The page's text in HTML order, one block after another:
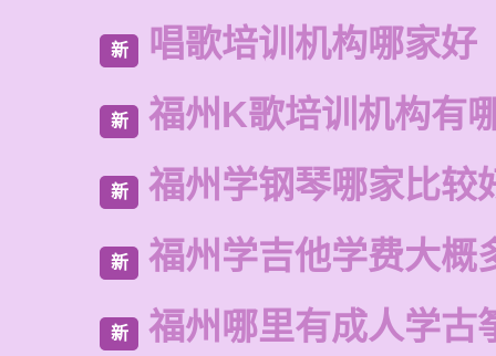
新 唱歌培训机构哪家好
新 福州K歌培训机构有
新 福州学钢琴哪家比较
新 福州学吉他学费大概
新 福州哪里有成人学古